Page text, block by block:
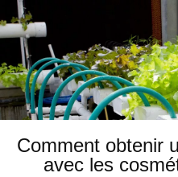
Comment obtenir
avec les